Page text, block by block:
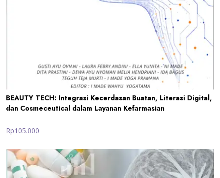
BEAUTY TECH: Integrasi Kecerdasan Buatan, Literasi Digital,
dan Cosmeceutical dalam Layanan Kefarmasian
Rp105.000